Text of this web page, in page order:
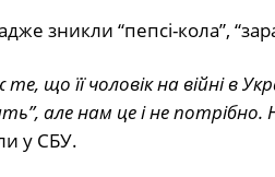
зникли “пепсі-кола”,
що її чоловік на війні в
але нам це і не
у СБУ.